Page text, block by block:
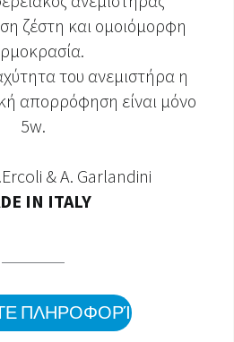
ζέστη και ομοιόμορφη
του ανεμιστήρα η
απορρόφηση είναι μόνο
5w.
& A. Garlandini
IN ITALY
ΠΛΗΡΟΦΟΡΊΕΣ